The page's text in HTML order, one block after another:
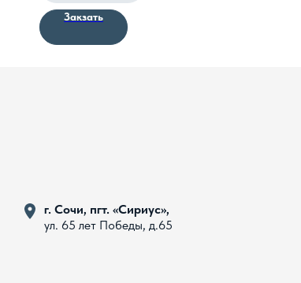
Закзать
г. Сочи, пгт. «Сириус»,
ул. 65 лет Победы, д.65